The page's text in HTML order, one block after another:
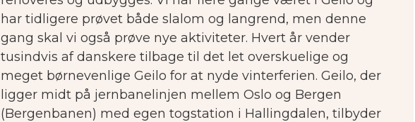
har tidligere prøvet både slalom og langrend, men denne
gang skal vi også prøve nye aktiviteter. Hvert år vender
tusindvis af danskere tilbage til det let overskuelige og
meget børnevenlige Geilo for at nyde vinterferien. Geilo, der
ligger midt på jernbanelinjen mellem Oslo og Bergen
(Bergenbanen) med egen togstation i Hallingdalen, tilbyder